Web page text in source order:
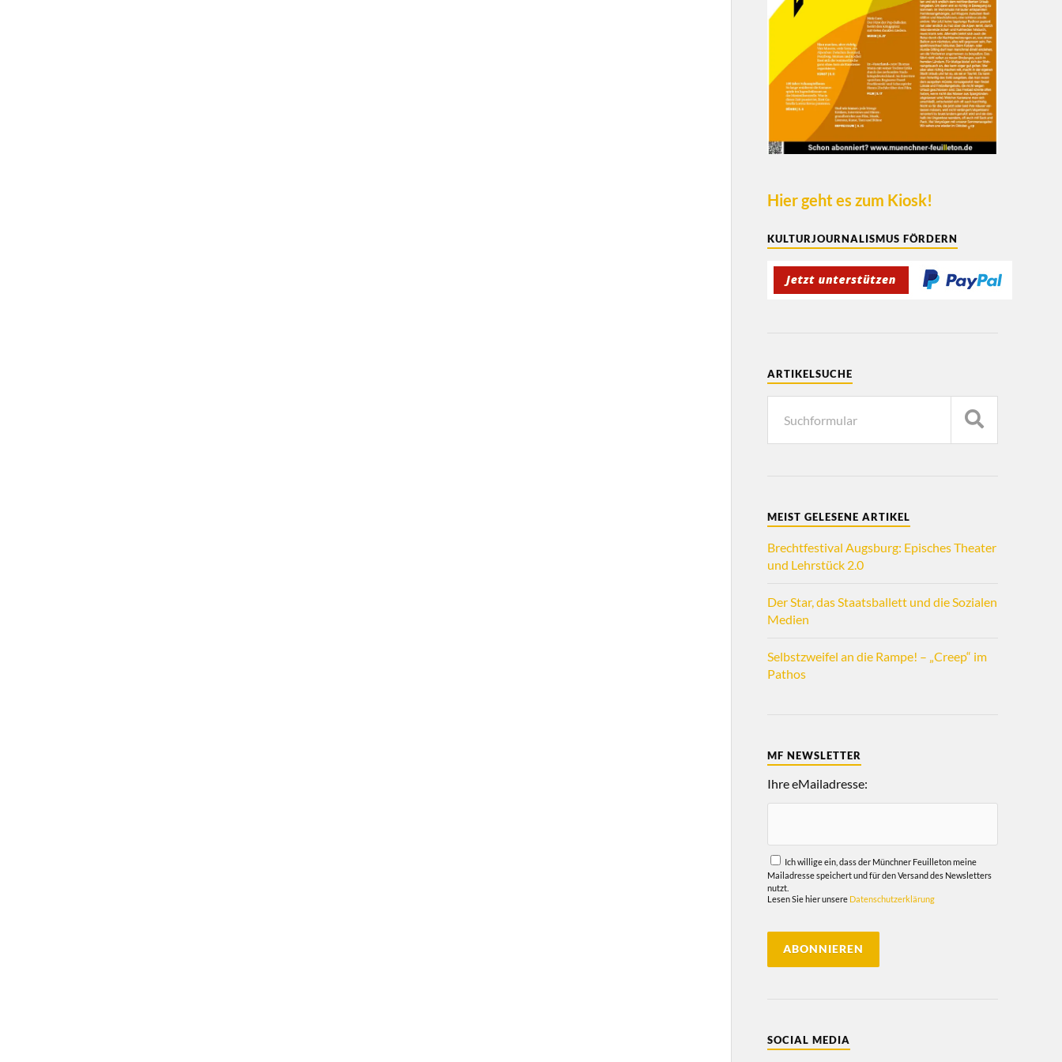
Hier geht es zum Kiosk!
KULTURJOURNALISMUS FÖRDERN
ARTIKELSUCHE
MEIST GELESENE ARTIKEL
Brechtfestival Augsburg: Episches Theater
und Lehrstück 2.0
Der Star, das Staatsballett und die Sozialen
Medien
Selbstzweifel an die Rampe! – „Creep“ im
Pathos
MF NEWSLETTER
Ihre eMailadresse:
Ich willige ein, dass der Münchner Feuilleton meine
Mailadresse speichert und für den Versand des Newsletters
nutzt.
Lesen Sie hier unsere Datenschutzerklärung
SOCIAL MEDIA